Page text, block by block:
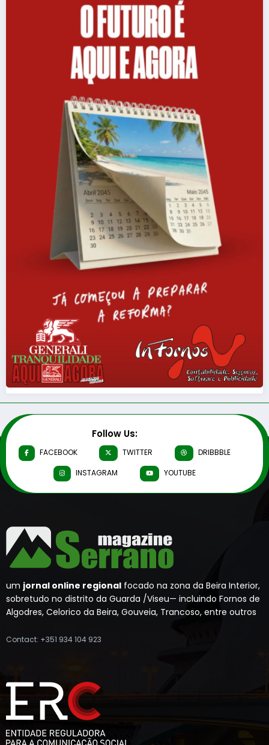
Follow Us:
FACEBOOK TWITTER
DRIBBBLE
INSTAGRAM
YOUTUBE
um jornal online regional focado na zona da Beira Interior,
sobretudo no distrito da Guarda /Viseu— incluindo Fornos de
Algodres, Celorico da Beira, Gouveia, Trancoso, entre outros
Contact: +351 934 104 923